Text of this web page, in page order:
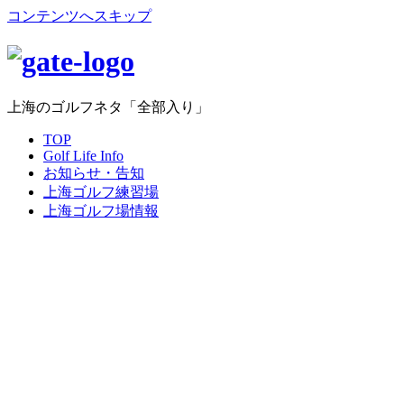
コンテンツへスキップ
上海のゴルフネタ「全部入り」
TOP
Golf Life Info
お知らせ・告知
上海ゴルフ練習場
上海ゴルフ場情報